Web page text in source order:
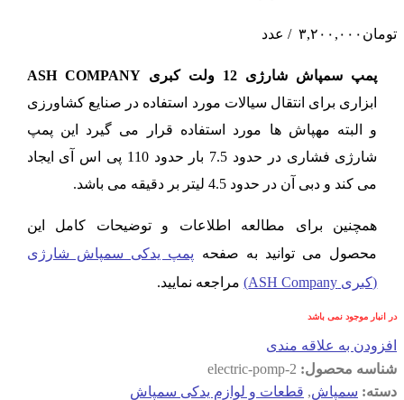
تومان ۳,۲۰۰,۰۰۰ عدد
پمپ سمپاش شارژی 12 ولت
کبری ASH COMPANY
ابزاری برای انتقال سیالات مورد استفاده در صنایع کشاورزی
و البته مهپاش ها مورد استفاده قرار می گیرد این پمپ
شارژی فشاری در حدود 7.5 بار حدود 110 پی اس آی ایجاد
می کند و دبی آن در حدود 4.5 لیتر بر دقیقه می باشد.
همچنین برای مطالعه اطلاعات و توضیحات کامل این
محصول می توانید به صفحه پمپ یدکی سمپاش شارژی
(کبری ASH Company)
مراجعه نمایید.
در انبار موجود نمی باشد
افزودن به علاقه مندی
شناسه محصول: electric-pomp-2
دسته: سمپاش, قطعات و لوازم یدکی سمپاش